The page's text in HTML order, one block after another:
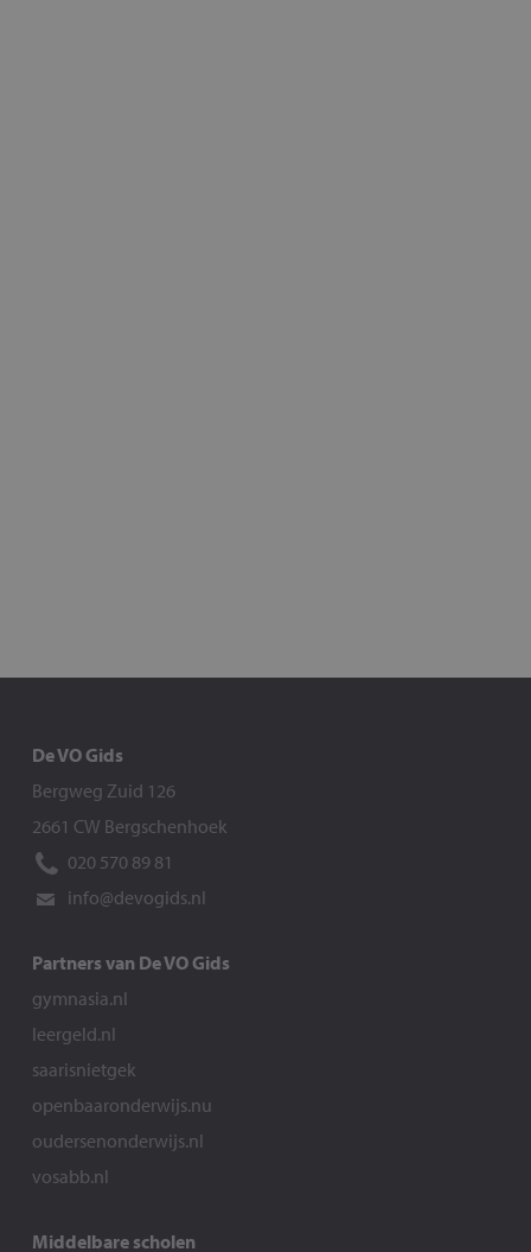
De VO Gids
Bergweg Zuid 126
2661 CW Bergschenhoek
020 570 89 81
info@devogids.nl
Partners van De VO Gids
gymnasia.nl
leergeld.nl
saarisnietgek
openbaaronderwijs.nu
oudersenonderwijs.nl
vosabb.nl
Middelbare scholen